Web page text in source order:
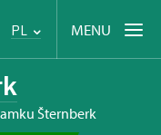
PL MENU
Šternberk